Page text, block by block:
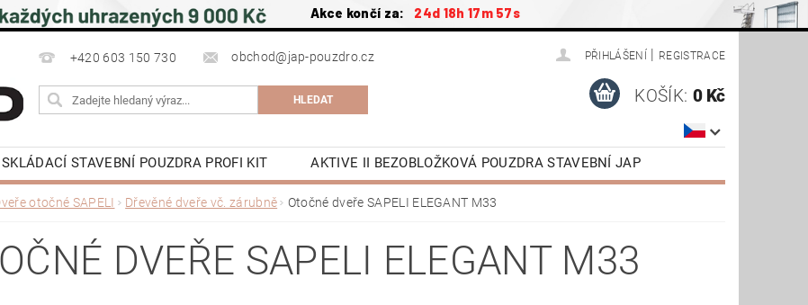
Akce končí za: 24d 18h 17m 56s
+420 603 150 730 obchod@jap-pouzdro.cz PŘIHLÁŠENÍ REGISTRACE
KOŠÍK: 0 Kč
SKLÁDACÍ STAVEBNÍ POUZDRA PROFI KIT
AKTIVE II BEZOBLOŽKOVÁ POUZDRA STAVEBNÍ JAP
JAP
LATENTE POUZDRA STAVEBNÍ JAP
PŘÍSLUŠENSTVÍ / NÁHRADNÍ DÍLY
OCHRANA OSOBNÍCH ÚDAJŮ NAPIŠTE NÁM KE STAŽENÍ
VIDEONÁVODY
otočné SAPELI Dřevěné dveře vč. zárubně Otočné dveře SAPELI ELEGANT M33
DVEŘE SAPELI ELEGANT M33